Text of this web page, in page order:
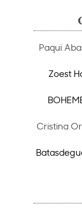
Paqui
Zoest
Cristina